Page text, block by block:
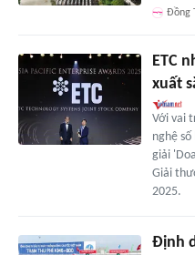
Đồng
ETC
xuất
Với vai
nghệ
giải
Giải
2025.
Định